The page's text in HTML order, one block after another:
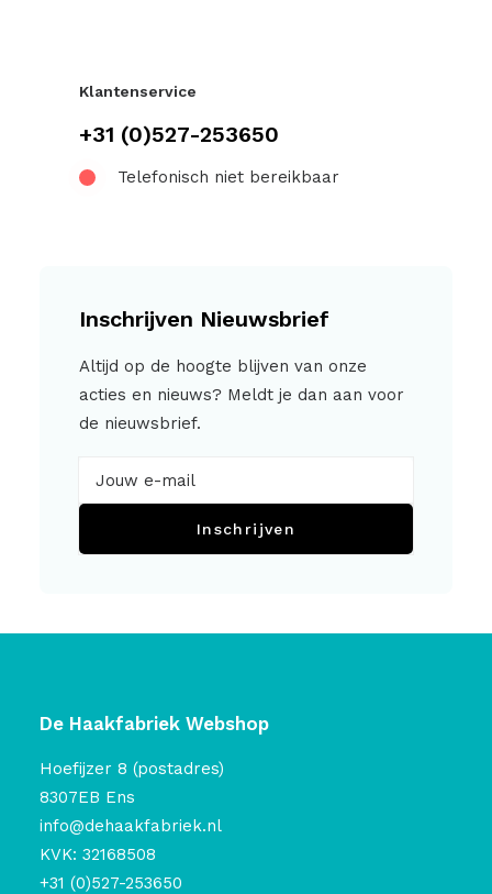
Klantenservice
+31 (0)527-253650
Telefonisch niet bereikbaar
Inschrijven Nieuwsbrief
Altijd op de hoogte blijven van onze
acties en nieuws? Meldt je dan aan voor
de nieuwsbrief.
Inschrijven
De Haakfabriek Webshop
Hoefijzer 8 (postadres)
8307EB Ens
info@dehaakfabriek.nl
KVK: 32168508
+31 (0)527-253650